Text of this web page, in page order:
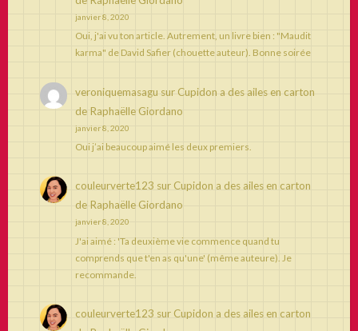
janvier 8, 2020
Oui, j'ai vu ton article. Autrement, un livre bien : "Maudit
karma" de David Safier (chouette auteur). Bonne soirée
veroniquemasagu sur Cupidon a des ailes en carton
de Raphaëlle Giordano
janvier 8, 2020
Oui j’ai beaucoup aimé les deux premiers.
couleurverte123 sur Cupidon a des ailes en carton
de Raphaëlle Giordano
janvier 8, 2020
J'ai aimé : 'Ta deuxième vie commence quand tu
comprends que t'en as qu'une' (même auteure). Je
recommande.
couleurverte123 sur Cupidon a des ailes en carton